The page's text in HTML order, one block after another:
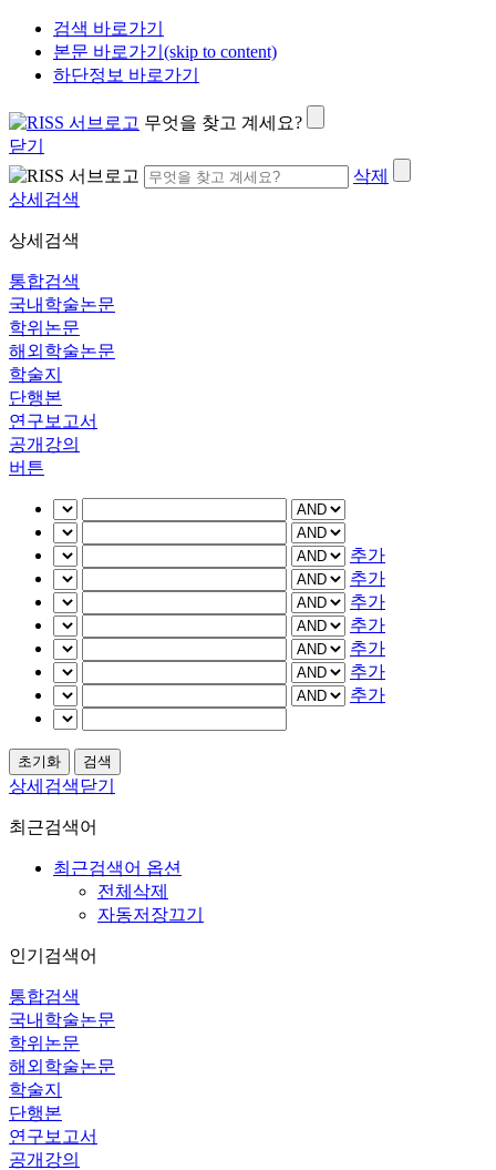
검색 바로가기
본문 바로가기(skip to content)
하단정보 바로가기
무엇을 찾고 계세요?
닫기
삭제
상세검색
상세검색
통합검색
국내학술논문
학위논문
해외학술논문
학술지
단행본
연구보고서
공개강의
버튼
추가
추가
추가
추가
추가
추가
추가
상세검색닫기
최근검색어
최근검색어 옵션
전체삭제
자동저장끄기
인기검색어
통합검색
국내학술논문
학위논문
해외학술논문
학술지
단행본
연구보고서
공개강의